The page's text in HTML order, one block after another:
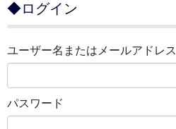
◆ログイン
ユーザー名またはメールアドレス
パスワード